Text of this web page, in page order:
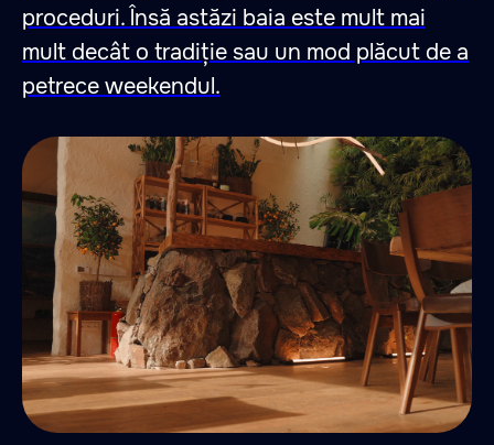
proceduri. Însă astăzi baia este mult mai
mult decât o tradiție sau un mod plăcut de a
petrece weekendul.